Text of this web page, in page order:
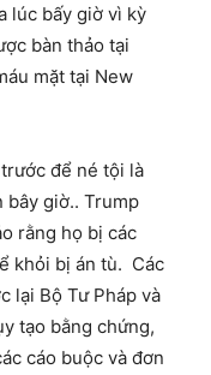
lúc bấy giờ vì kỳ
bàn thảo tại
mặt tại New
để né tội là
bây giờ.. Trump
rằng họ bị các
khỏi bị án tù. Các
lại Bộ Tư Pháp và
tạo bằng chứng,
cáo buộc và đơn